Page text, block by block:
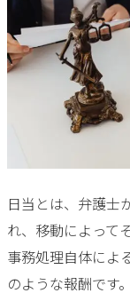
日当とは、弁護士
れ、移動によって
事務処理自体によ
のような報酬です。